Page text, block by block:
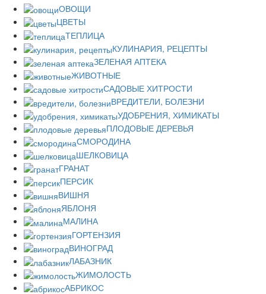
ОВОЩИ
ЦВЕТЫ
ТЕПЛИЦА
КУЛИНАРИЯ, РЕЦЕПТЫ
ЗЕЛЕНАЯ АПТЕКА
ЖИВОТНЫЕ
САДОВЫЕ ХИТРОСТИ
ВРЕДИТЕЛИ, БОЛЕЗНИ
УДОБРЕНИЯ, ХИМИКАТЫ
ПЛОДОВЫЕ ДЕРЕВЬЯ
СМОРОДИНА
ШЕЛКОВИЦА
ГРАНАТ
ПЕРСИК
ВИШНЯ
ЯБЛОНЯ
МАЛИНА
ГОРТЕНЗИЯ
ВИНОГРАД
ЛАБАЗНИК
ЖИМОЛОСТЬ
АБРИКОС